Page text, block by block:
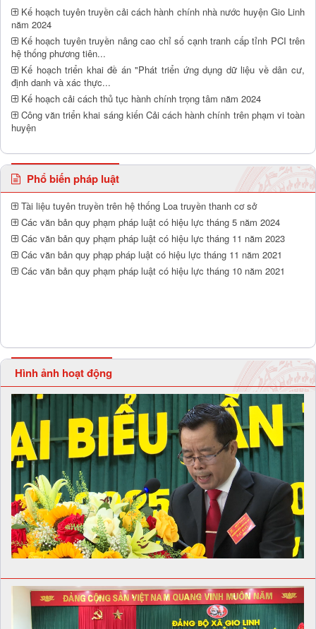
Kế hoạch tuyên truyền cải cách hành chính nhà nước huyện Gio Linh
năm 2024
Kế hoạch tuyên truyền nâng cao chỉ số cạnh tranh cấp tỉnh PCI trên
hệ thống phương tiên...
Kế hoạch triển khai đề án "Phát triển ứng dụng dữ liệu về dân cư,
định danh và xác thực...
Kế hoạch cải cách thủ tục hành chính trọng tâm năm 2024
Công văn triển khai sáng kiến Cải cách hành chính trên phạm vi toàn
huyện
Phổ biến pháp luật
Tài liệu tuyên truyền trên hệ thống Loa truyền thanh cơ sở
Các văn bản quy phạm pháp luật có hiệu lực tháng 5 năm 2024
Các văn bản quy phạm pháp luật có hiệu lực tháng 11 năm 2023
Các văn bản quy phạp pháp luật có hiệu lực tháng 11 năm 2021
Các văn bản quy phạm pháp luật có hiệu lực tháng 10 năm 2021
Hình ảnh hoạt động